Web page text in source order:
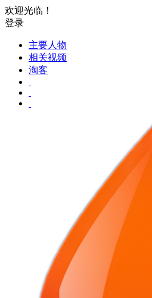
欢迎光临！
登录
主要人物
相关视频
淘客